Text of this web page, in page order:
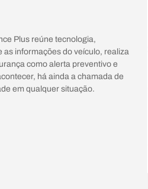
Plus reúne tecnologia,
informações do veículo, realiza
como alerta preventivo e
há ainda a chamada de
em qualquer situação.